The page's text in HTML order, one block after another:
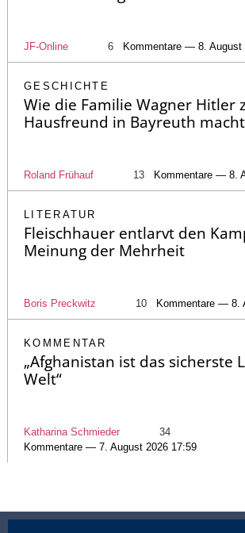
JF-Online 6 Kommentare — 8. August
GESCHICHTE
Wie die Familie Wagner Hitler
Hausfreund in Bayreuth
Roland Frühauf 13 Kommentare — 8.
LITERATUR
Fleischhauer entlarvt den
Meinung der Mehrheit
Boris Preckwitz 10 Kommentare — 8.
KOMMENTAR
„Afghanistan ist das sicherste
Welt“
Katharina Schmieder
34
Kommentare — 7. August 2026 17:59